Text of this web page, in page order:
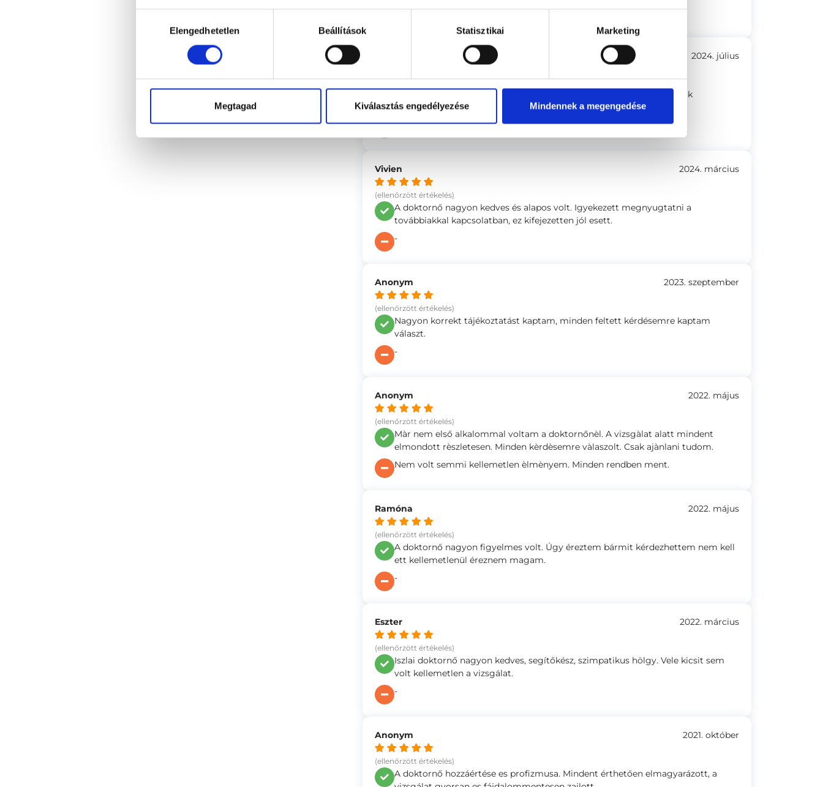
kiválasztásaElengedhetetlen Beállítások Statisztikai Marketing
Megtagad Kiválasztás engedélyezése Mindennek a megengedése
-
(ellenőrzött értékelés)
2024. július
A doktornő kedves, segítőkész, figyelmes. Legközelebb is hozzá fogok
bejelentkezni.
-
Vivien
(ellenőrzött értékelés)
2024. március
A doktornő nagyon kedves és alapos volt. Igyekezett megnyugtatni a
továbbiakkal kapcsolatban, ez kifejezetten jól esett.
-
Anonym
(ellenőrzött értékelés)
2023. szeptember
Nagyon korrekt tájékoztatást kaptam, minden feltett kérdésemre kaptam
választ.
-
Anonym
(ellenőrzött értékelés)
2022. május
Màr nem első alkalommal voltam a doktornőnèl. A vizsgàlat alatt mindent
elmondott rèszletesen. Minden kèrdèsemre vàlaszolt. Csak ajànlani tudom.
Nem volt semmi kellemetlen èlmènyem. Minden rendben ment.
Ramóna
(ellenőrzött értékelés)
2022. május
A doktornő nagyon figyelmes volt. Úgy éreztem bármit kérdezhettem nem kell
ett kellemetlenül éreznem magam.
-
Eszter
(ellenőrzött értékelés)
2022. március
Iszlai doktornő nagyon kedves, segítőkész, szimpatikus hölgy. Vele kicsit sem
volt kellemetlen a vizsgálat.
-
Anonym
(ellenőrzött értékelés)
2021. október
A doktornő hozzáértése es profizmusa. Mindent érthetően elmagyarázott, a